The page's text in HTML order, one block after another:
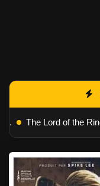
The Batman : Part II – Robert Pattinson replonge dans les ténèbres de Gotham dès octobre 2027